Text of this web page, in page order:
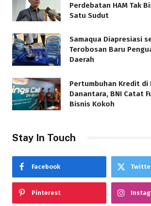
Perdebatan HAM Tak
Satu Sudut
Samaqua Diapresiasi
Terobosan Baru
Daerah
Pertumbuhan Kredit di
Danantara, BNI Catat
Bisnis Kokoh
Stay In Touch
Facebook
Pinterest